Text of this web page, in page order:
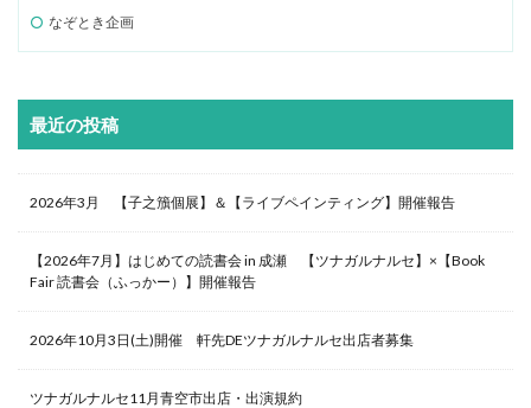
なぞとき企画
最近の投稿
2026年3月 【子之籏個展】＆【ライブペインティング】開催報告
【2026年7月】はじめての読書会 in 成瀬 【ツナガルナルセ】×【Book
Fair 読書会（ふっかー）】開催報告
2026年10月3日(土)開催 軒先DEツナガルナルセ出店者募集
ツナガルナルセ11月青空市出店・出演規約